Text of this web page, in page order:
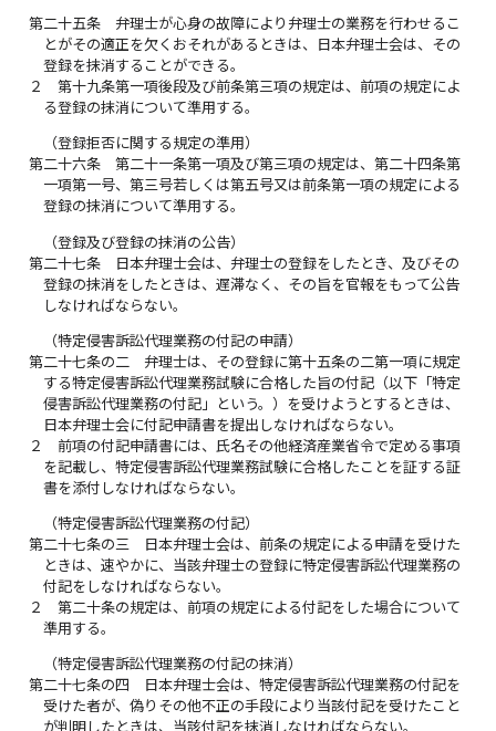
第二十五条
弁理士が心身の故障により弁理士の業務を行わせるこ
とがその適正を欠くおそれがあるときは、日本弁理士会は、その
登録を抹消することができる。
２
第十九条第一項後段及び前条第三項の規定は、前項の規定によ
る登録の抹消について準用する。
（登録拒否に関する規定の準用）
第二十六条
第二十一条第一項及び第三項の規定は、第二十四条第
一項第一号、第三号若しくは第五号又は前条第一項の規定による
登録の抹消について準用する。
（登録及び登録の抹消の公告）
第二十七条
日本弁理士会は、弁理士の登録をしたとき、及びその
登録の抹消をしたときは、遅滞なく、その旨を官報をもって公告
しなければならない。
（特定侵害訴訟代理業務の付記の申請）
第二十七条の二
弁理士は、その登録に第十五条の二第一項に規定
する特定侵害訴訟代理業務試験に合格した旨の付記（以下「特定
侵害訴訟代理業務の付記」という。）を受けようとするときは、
日本弁理士会に付記申請書を提出しなければならない。
２
前項の付記申請書には、氏名その他経済産業省令で定める事項
を記載し、特定侵害訴訟代理業務試験に合格したことを証する証
書を添付しなければならない。
（特定侵害訴訟代理業務の付記）
第二十七条の三
日本弁理士会は、前条の規定による申請を受けた
ときは、速やかに、当該弁理士の登録に特定侵害訴訟代理業務の
付記をしなければならない。
２
第二十条の規定は、前項の規定による付記をした場合について
準用する。
（特定侵害訴訟代理業務の付記の抹消）
第二十七条の四
日本弁理士会は、特定侵害訴訟代理業務の付記を
受けた者が、偽りその他不正の手段により当該付記を受けたこと
が判明したときは、当該付記を抹消しなければならない。